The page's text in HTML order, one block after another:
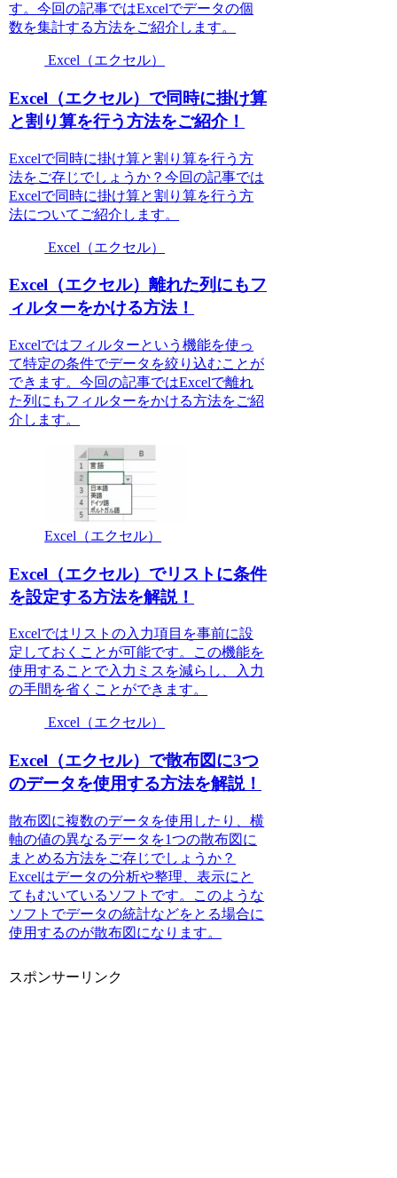
す。今回の記事ではExcelでデータの個
数を集計する方法をご紹介します。
Excel（エクセル）
Excel（エクセル）で同時に掛け算
と割り算を行う方法をご紹介！
Excelで同時に掛け算と割り算を行う方
法をご存じでしょうか？今回の記事では
Excelで同時に掛け算と割り算を行う方
法についてご紹介します。
Excel（エクセル）
Excel（エクセル）離れた列にもフ
ィルターをかける方法！
Excelではフィルターという機能を使っ
て特定の条件でデータを絞り込むことが
できます。今回の記事ではExcelで離れ
た列にもフィルターをかける方法をご紹
介します。
Excel（エクセル）
Excel（エクセル）でリストに条件
を設定する方法を解説！
Excelではリストの入力項目を事前に設
定しておくことが可能です。この機能を
使用することで入力ミスを減らし、入力
の手間を省くことができます。
Excel（エクセル）
Excel（エクセル）で散布図に3つ
のデータを使用する方法を解説！
散布図に複数のデータを使用したり、横
軸の値の異なるデータを1つの散布図に
まとめる方法をご存じでしょうか？
Excelはデータの分析や整理、表示にと
てもむいているソフトです。このような
ソフトでデータの統計などをとる場合に
使用するのが散布図になります。
スポンサーリンク